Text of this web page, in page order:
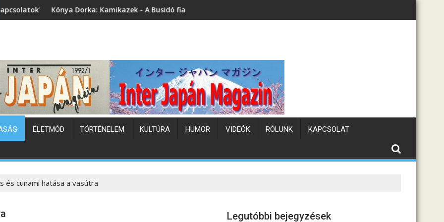
Dorka: Kamikazek - A Busidó fiai (könyvbemutató)Japán hőhullám
ÉLETMÓD TÖRTÉNELEM KULTÚRA HUMOR VIDEÓK RÓLUNK KAPCSOLAT
és cunami hatása a vasútra
Legutóbbi bejegyzések